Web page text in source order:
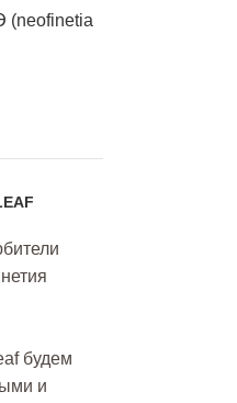
будем
и